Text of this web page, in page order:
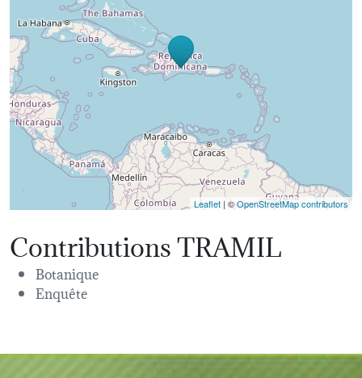
Leaflet | ©OpenStreetMap contributors
Contributions TRAMIL
Botanique
Enquête